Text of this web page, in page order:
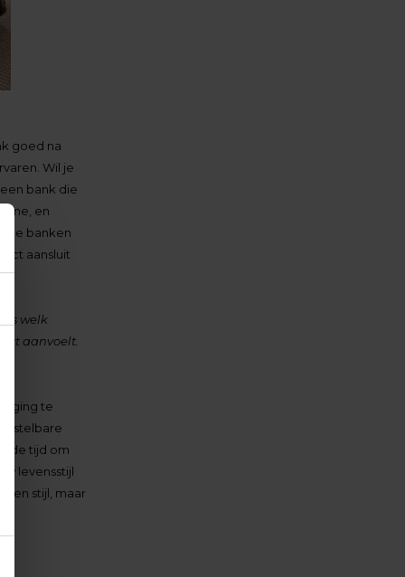
goed na
Wil je
bank die
en
banken
aansluit
welk
aanvoelt.
te
de tijd om
levensstijl
en stijl, maar